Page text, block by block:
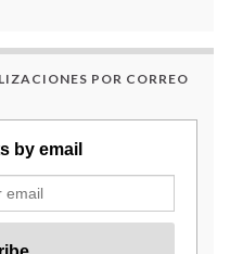
POR CORREO
by email